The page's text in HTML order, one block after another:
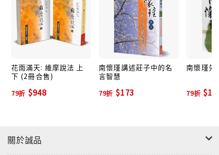
花雨滿天: 維摩說法 上
下 (2冊合售)
79折 $948
南懷瑾講述莊子中的名
言智慧
79折 $173
南懷瑾先
79折
關於誠品